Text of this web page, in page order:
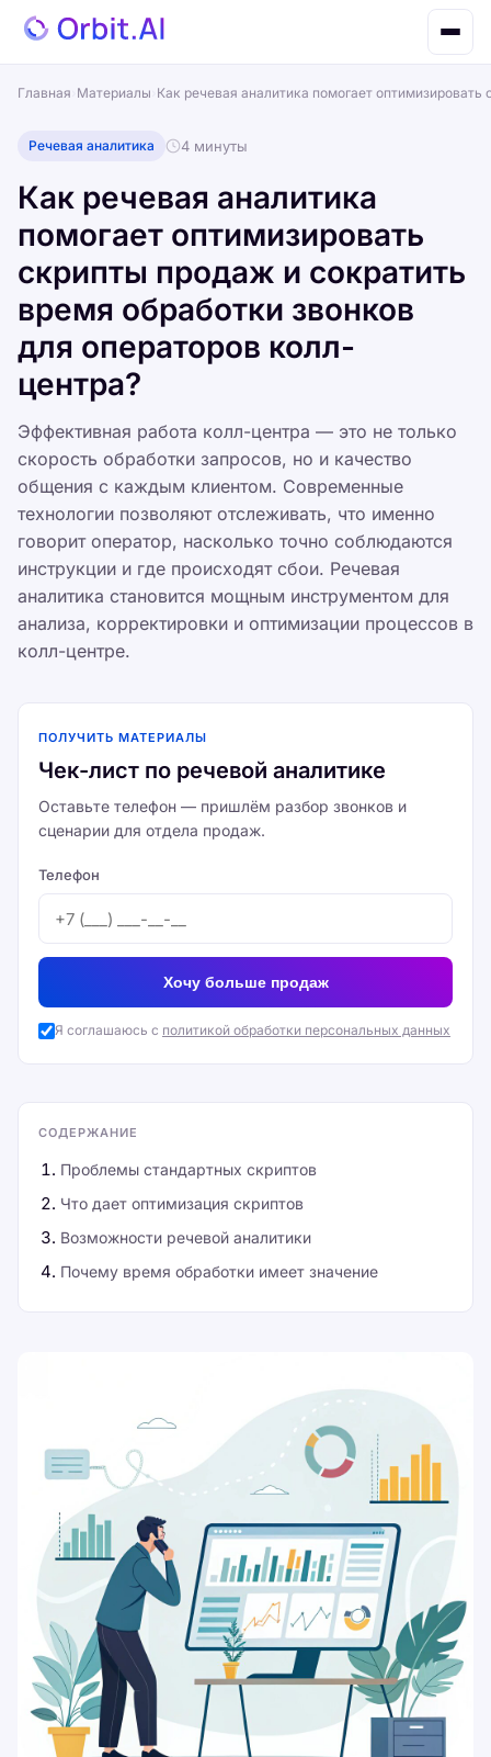
Главная Материалы Как речевая аналитика помогает
Речевая аналитика 4 минуты
Как речевая аналитика
помогает оптимизировать
скрипты продаж и сократить
время обработки звонков
для операторов колл-
центра?
Эффективная работа колл-центра — это не только
скорость обработки запросов, но и качество
общения с каждым клиентом. Современные
технологии позволяют отслеживать, что именно
говорит оператор, насколько точно соблюдаются
инструкции и где происходят сбои. Речевая
аналитика становится мощным инструментом для
анализа, корректировки и оптимизации процессов в
колл-центре.
ПОЛУЧИТЬ МАТЕРИАЛЫ
Чек-лист по речевой аналитике
Оставьте телефон — пришлём разбор звонков и
сценарии для отдела продаж.
Телефон
Хочу больше продаж
Я соглашаюсь с политикой обработки персональных данных
СОДЕРЖАНИЕ
Проблемы стандартных скриптов
Что дает оптимизация скриптов
Возможности речевой аналитики
Почему время обработки имеет значение